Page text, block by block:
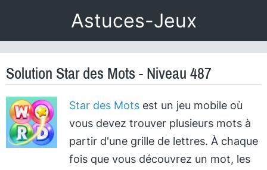
Astuces-Jeux
Solution Star des Mots - Niveau 487
Star des Motsest un jeu mobile où
vous devez trouver plusieurs mots à
partir d'une grille de lettres. À chaque
fois que vous découvrez un mot, les